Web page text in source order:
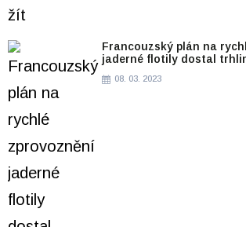
Francouzský plán na
jaderné flotily dostal
08. 03. 2023